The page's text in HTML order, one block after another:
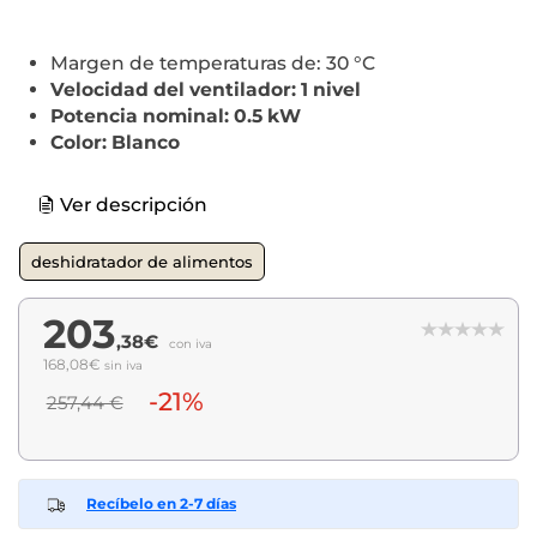
Margen de temperaturas de: 30 °C
Velocidad del ventilador: 1 nivel
Potencia nominal: 0.5 kW
Color: Blanco
Ver descripción
deshidratador de alimentos
203,38€ con iva
168,08€ sin iva
257,44 € -21%
Recíbelo en 2-7 días